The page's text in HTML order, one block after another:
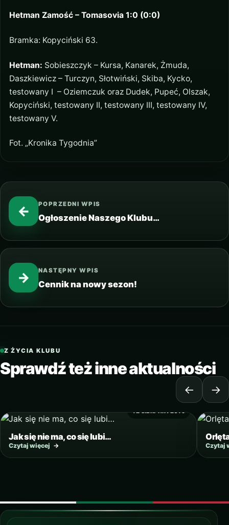
Hetman Zamość – Tomasovia 1:0 (0:0)
Bramka: Kopyciński 63.
Hetman: Sobieszczyk – Kursa, Kanarek, Żmuda,
Daszkiewicz – Turczyn, Słotwiński, Skiba, Kycko,
testowany I – Oziemczuk oraz Dudek, Pupeć, Olszak,
Kopyciński, testowany II, testowany III, testowany IV,
testowany V.
Fot. „Kronika Tygodnia”
← POPRZEDNI WPIS
Ogłoszenie Naszego Klubu…
NASTĘPNY WPIS
Cennik na nowy sezon!
→
Z ŻYCIA KLUBU
Sprawdź też inne aktualności
← →
12 SIERPNIA 2019
Jak się nie ma, co się lubi…
Czytaj więcej → Czytaj